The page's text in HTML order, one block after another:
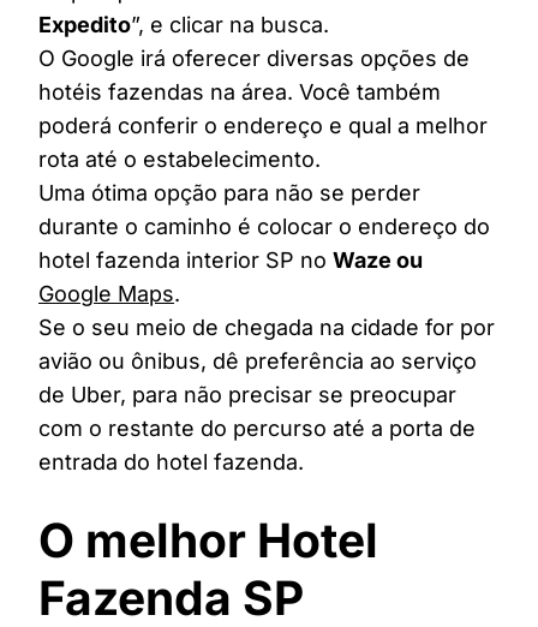
Expedito”, e clicar na busca.
O Google irá oferecer diversas opções de
hotéis fazendas na área. Você também
poderá conferir o endereço e qual a melhor
rota até o estabelecimento.
Uma ótima opção para não se perder
durante o caminho é colocar o endereço do
hotel fazenda interior SP no Waze ou
Google Maps.
Se o seu meio de chegada na cidade for por
avião ou ônibus, dê preferência ao serviço
de Uber, para não precisar se preocupar
com o restante do percurso até a porta de
entrada do hotel fazenda.
O melhor Hotel
Fazenda SP